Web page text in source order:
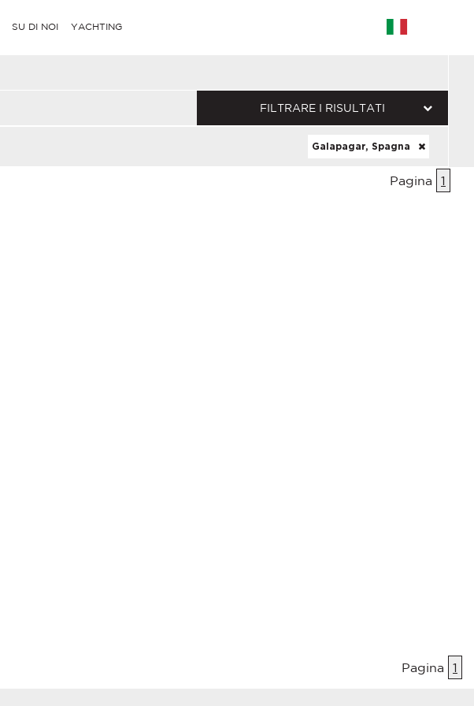
SU DI NOI YACHTING
FILTRARE I RISULTATI
Galapagar, Spagna
Pagina 1
Pagina 1